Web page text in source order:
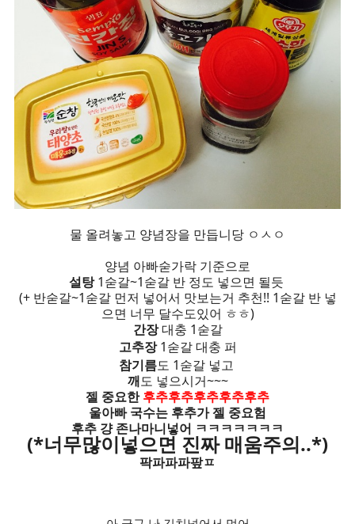
물 올려놓고 양념장을 만듭니당 ㅇㅅㅇ
양념 아빠숟가락 기준으로
설탕1숟갈~1숟갈 반 정도 넣으면 될듯
(+ 반숟갈~1숟갈 먼저 넣어서 맛보는거 추천!! 1숟갈 반 넣
으면 너무 달수도있어 ㅎㅎ)
간장대충 1숟갈
고추장1숟갈 대충 퍼
참기름도 1숟갈 넣고
깨도 넣으시거~~~
젤 중요한후추후추후추후추후추
울아빠 국수는 후추가 젤 중요험
후추 걍 존나마니넣어 ㅋㅋㅋㅋㅋㅋㅋ
(*너무많이넣으면 진짜 매움주의..*)
팍파파파팦ㅍ